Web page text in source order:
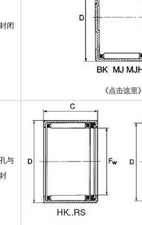
闭
《点击这里》
与